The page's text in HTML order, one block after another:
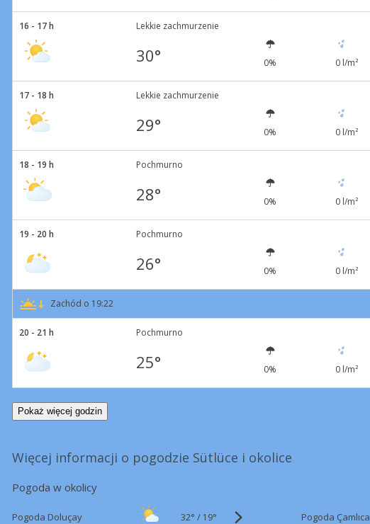
16 - 17 h Lekkie zachmurzenie
30° 0% 0 l/m²
17 - 18 h Lekkie zachmurzenie
29° 0% 0 l/m²
18 - 19 h Pochmurno
28° 0% 0 l/m²
19 - 20 h Pochmurno
26° 0% 0 l/m²
Zachód o 19:22
20 - 21 h Pochmurno
25° 0% 0 l/m²
Pokaż więcej godzin
Więcej informacji o pogodzie Sütlüce i okolice
Pogoda w okolicy
Pogoda Doluçay 32° / 19° Pogoda Çamlıca